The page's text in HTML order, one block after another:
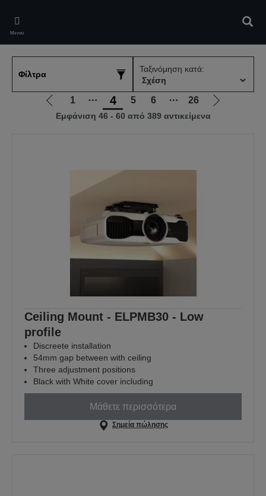
main
content
Μενού
Φίλτρα
Ταξινόμηση κατά:
Μετάβαση
στην
1 ⋯ 4 5 6 ⋯ 26
Μετάβαση
Εμφάνιση 46 - 60 από 389 αντικείμενα
Ceiling Mount - ELPMB30 - Low
profile
Discreete installation
54mm gap between with ceiling
Three adjustment positions
Black with White cover including
Μάθετε περισσότερα
Σημεία πώλησης